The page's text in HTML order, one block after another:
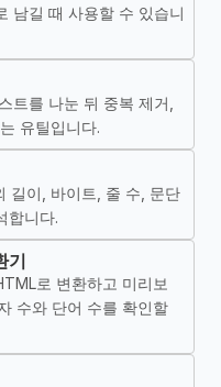
남길 때 사용할 수 있습니
트를 나눈 뒤 중복 제거,
유틸입니다.
길이, 바이트, 줄 수, 문단
합니다.
기
로 변환하고 미리보
수와 단어 수를 확인할